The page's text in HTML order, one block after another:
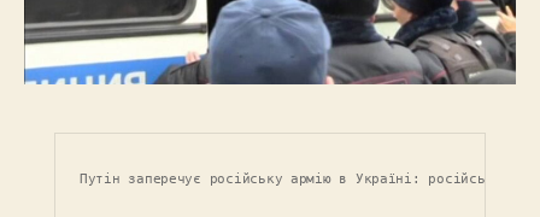
Путін заперечує російську армію в Україні: російський